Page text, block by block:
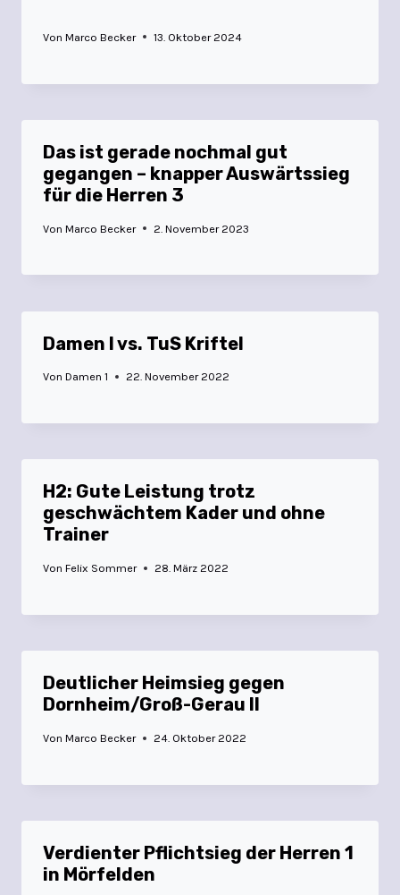
Von Marco Becker 13. Oktober 2024
Das ist gerade nochmal gut
gegangen – knapper Auswärtssieg
für die Herren 3
Von Marco Becker 2. November 2023
Damen I vs. TuS Kriftel
Von Damen 1 22. November 2022
H2: Gute Leistung trotz
geschwächtem Kader und ohne
Trainer
Von Felix Sommer 28. März 2022
Deutlicher Heimsieg gegen
Dornheim/Groß-Gerau II
Von Marco Becker 24. Oktober 2022
Verdienter Pflichtsieg der Herren 1
in Mörfelden